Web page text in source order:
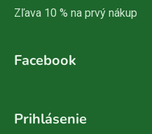
Zľava 10 % na prvý nákup
Facebook
Prihlásenie